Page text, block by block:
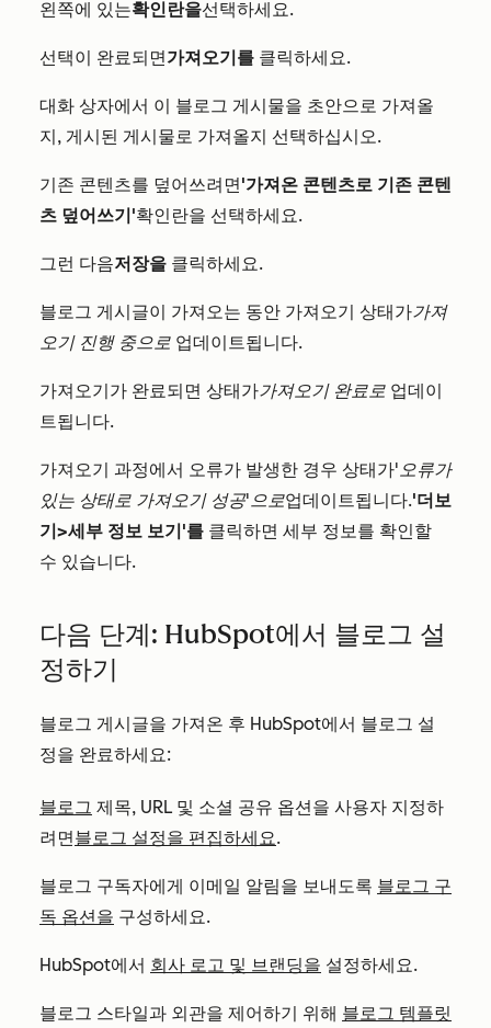
왼쪽에 있는확인란을선택하세요.
선택이 완료되면가져오기를 클릭하세요.
대화 상자에서 이 블로그 게시물을 초안으로 가져올
지, 게시된 게시물로 가져올지 선택하십시오.
기존 콘텐츠를 덮어쓰려면'가져온 콘텐츠로 기존 콘텐
츠 덮어쓰기'확인란을 선택하세요.
그런 다음저장을 클릭하세요.
블로그 게시글이 가져오는 동안 가져오기 상태가가져
오기 진행 중으로 업데이트됩니다.
가져오기가 완료되면 상태가가져오기 완료로 업데이
트됩니다.
가져오기 과정에서 오류가 발생한 경우 상태가'오류가
있는 상태로 가져오기 성공'으로업데이트됩니다.'더보
기>세부 정보 보기'를 클릭하면 세부 정보를 확인할
수 있습니다.
다음 단계: HubSpot에서 블로그 설
정하기
블로그 게시글을 가져온 후 HubSpot에서 블로그 설
정을 완료하세요:
블로그 제목, URL 및 소셜 공유 옵션을 사용자 지정하
려면블로그 설정을 편집하세요.
블로그 구독자에게 이메일 알림을 보내도록 블로그 구
독 옵션을 구성하세요.
HubSpot에서 회사 로고 및 브랜딩을 설정하세요.
블로그 스타일과 외관을 제어하기 위해 블로그 템플릿